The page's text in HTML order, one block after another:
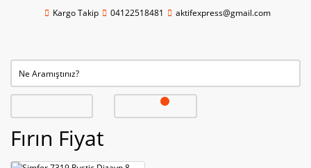
Kargo Takip 04122518481 aktifexpress@gmail.com
Fırın Fiyat